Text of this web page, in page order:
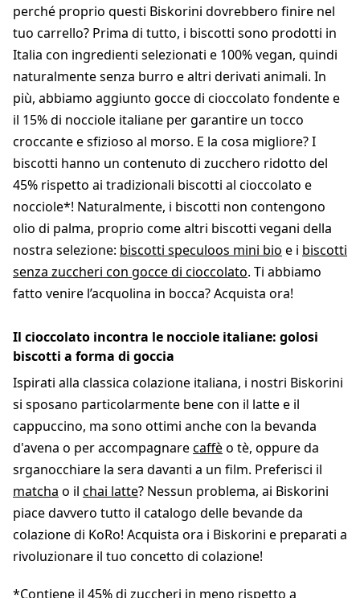
perché proprio questi Biskorini dovrebbero finire nel
tuo carrello? Prima di tutto, i biscotti sono prodotti in
Italia con ingredienti selezionati e 100% vegan, quindi
naturalmente senza burro e altri derivati animali. In
più, abbiamo aggiunto gocce di cioccolato fondente e
il 15% di nocciole italiane per garantire un tocco
croccante e sfizioso al morso. E la cosa migliore? I
biscotti hanno un contenuto di zucchero ridotto del
45% rispetto ai tradizionali biscotti al cioccolato e
nocciole*! Naturalmente, i biscotti non contengono
olio di palma, proprio come altri biscotti vegani della
nostra selezione: biscotti speculoos mini bio e i biscotti
senza zuccheri con gocce di cioccolato. Ti abbiamo
fatto venire l’acquolina in bocca? Acquista ora!
Il cioccolato incontra le nocciole italiane: golosi
biscotti a forma di goccia
Ispirati alla classica colazione italiana, i nostri Biskorini
si sposano particolarmente bene con il latte e il
cappuccino, ma sono ottimi anche con la bevanda
d'avena o per accompagnarecaffèo tè, oppure da
srganocchiare la sera davanti a un film. Preferisci il
matcha o il chai latte? Nessun problema, ai Biskorini
piace davvero tutto il catalogo delle bevande da
colazione di KoRo! Acquista ora i Biskorini e preparati a
rivoluzionare il tuo concetto di colazione!
*Contiene il 45% di zuccheri in meno rispetto a